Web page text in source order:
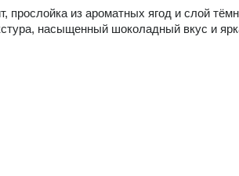
из ароматных ягод и слой
насыщенный шоколадный вкус и